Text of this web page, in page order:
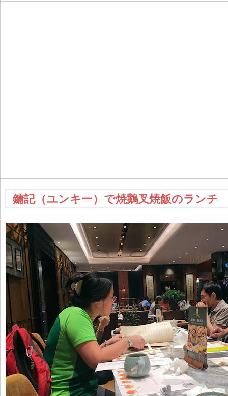
鏞記（ユンキー）で焼鵝叉焼飯のランチ